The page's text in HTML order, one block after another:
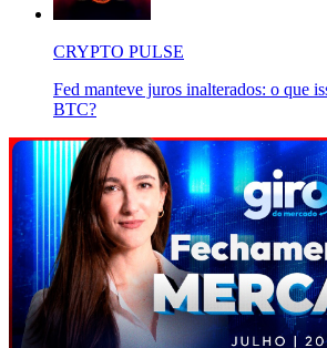
CRYPTO PULSE
Fed manteve juros inalterados: o que
BTC?